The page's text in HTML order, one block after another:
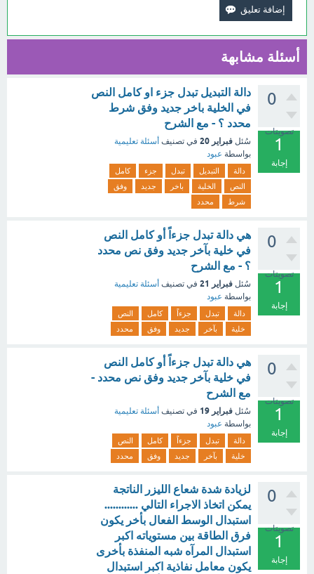
أسئلة مشابهة
0
تصويتات
1
إجابة
دالة التبديل تبدل جزء او كامل النص
في الخلية باخر جديد وفق شرط
محدد ؟ - مع الشرح
سُئل فبراير 20 في تصنيف أسئلة تعليمية
بواسطة عبود
دالة التبديل تبدل جزء
كامل
النص
الخلية باخر جديد
وفق
شرط
محدد
0
تصويتات
1
إجابة
هي دالة تبدل جزءاً أو كامل النص
في خلية بآخر جديد وفق نص محدد
؟ - مع الشرح
سُئل فبراير 21 في تصنيف أسئلة تعليمية
بواسطة عبود
دالة تبدل جزءاً كامل
النص
خلية
بآخر جديد وفق محدد
0
تصويتات
1
إجابة
هي دالة تبدل جزءاً أو كامل النص
في خلية بآخر جديد وفق نص محدد -
مع الشرح
سُئل فبراير 19 في تصنيف أسئلة تعليمية
بواسطة عبود
دالة تبدل جزءاً كامل
النص
خلية
بآخر جديد وفق محدد
0
تصويتات
1
إجابة
لزيادة شدة شعاع الليزر الناتجة
يمكن اتخاذ الاجراء التالي ............
استبدال الوسط الفعال بأخر يكون
فرق الطاقة بين مستوياته اكبر
استبدال المرآه شبه المنفذة بأخرى
يكون معامل نفاذية اكبر استبدال